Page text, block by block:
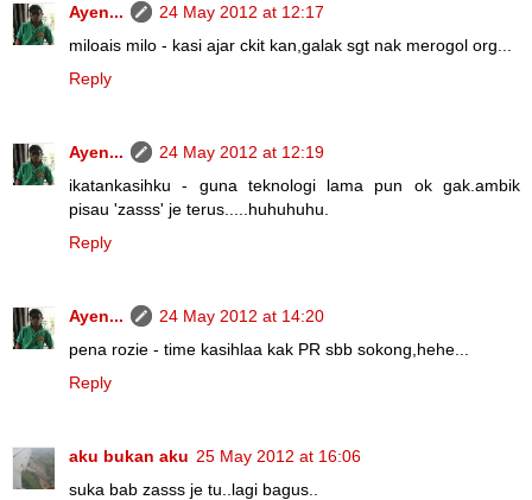
Ayen...
24 May 2012 at 12:17
miloais milo - kasi ajar ckit kan,galak sgt nak merogol org...
Reply
Ayen...
24 May 2012 at 12:19
ikatankasihku - guna teknologi lama pun ok gak.ambik
pisau 'zasss' je terus.....huhuhuhu.
Reply
Ayen...
24 May 2012 at 14:20
pena rozie - time kasihlaa kak PR sbb sokong,hehe...
Reply
aku bukan aku 25 May 2012 at 16:06
suka bab zasss je tu..lagi bagus..